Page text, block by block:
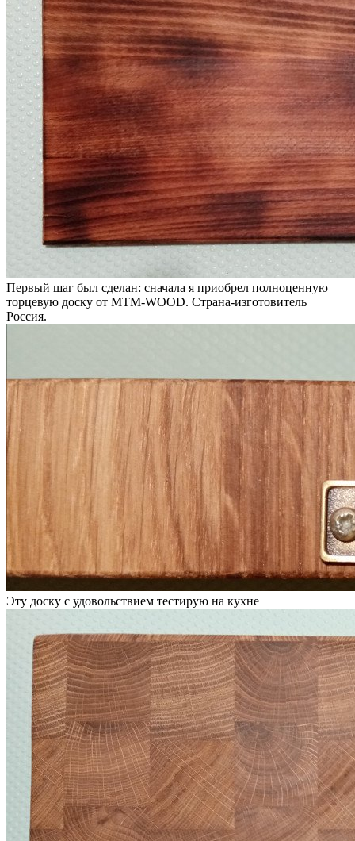
Первый шаг был сделан: сначала я приобрел полноценную
торцевую доску от MTM-WOOD. Страна-изготовитель
Россия.
Эту доску с удовольствием тестирую на кухне